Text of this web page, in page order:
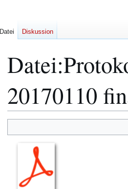
Datei:
20170110
Navigation
springen
Suche
springen
Datei Diskussion